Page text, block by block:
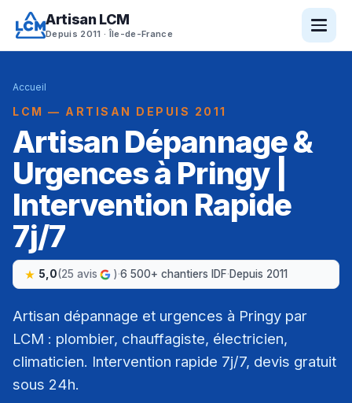
Artisan LCM
Depuis 2011 · Île-de-France
Accueil
LCM — ARTISAN DEPUIS 2011
Artisan Dépannage &
Urgences à Pringy |
Intervention Rapide
7j/7
5,0(25 avis )·6 500+ chantiers IDF·Depuis 2011
Artisan dépannage et urgences à Pringy par
LCM : plombier, chauffagiste, électricien,
climaticien. Intervention rapide 7j/7, devis gratuit
sous 24h.